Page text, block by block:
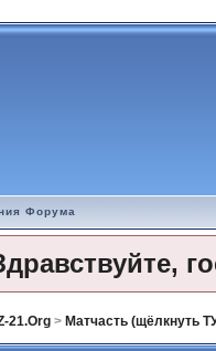
Форума
21.Org> Матчасть (щёлкнуть